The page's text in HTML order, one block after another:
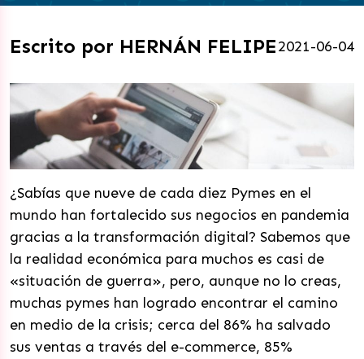
Escrito por HERNÁN FELIPE2021-06-04
¿Sabías que nueve de cada diez Pymes en el
mundo han fortalecido sus negocios en pandemia
gracias a la transformación digital? Sabemos que
la realidad económica para muchos es casi de
«situación de guerra», pero, aunque no lo creas,
muchas pymes han logrado encontrar el camino
en medio de la crisis; cerca del 86% ha salvado
sus ventas a través del e-commerce, 85%